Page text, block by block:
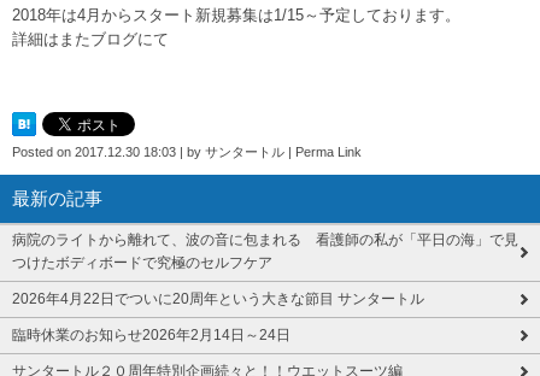
2018年は4月からスタート新規募集は1/15～予定しております。
詳細はまたブログにて
Posted on 2017.12.30 18:03 | by サンタートル | Perma Link
最新の記事
病院のライトから離れて、波の音に包まれる 看護師の私が「平日の海」で見
つけたボディボードで究極のセルフケア
2026年4月22日でついに20周年という大きな節目 サンタートル
臨時休業のお知らせ2026年2月14日～24日
サンタートル２０周年特別企画続々と！！ウエットスーツ編